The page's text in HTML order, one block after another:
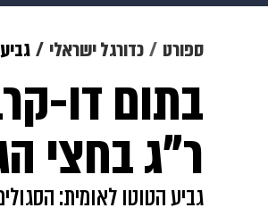
תרבות צבא
ויוה
ספורט כדורגל ישראלי
בתום דו-
ר"ג בחצי